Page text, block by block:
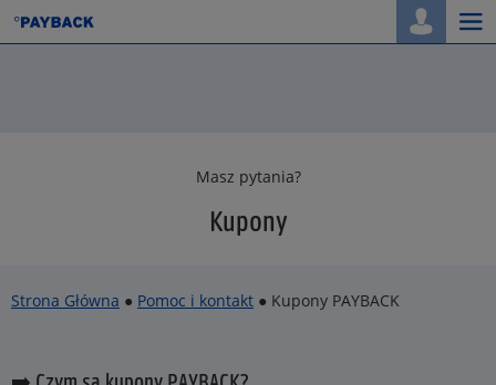
Masz pytania?
Kupony
Strona Główna ● Pomoc i kontakt ● Kupony PAYBACK